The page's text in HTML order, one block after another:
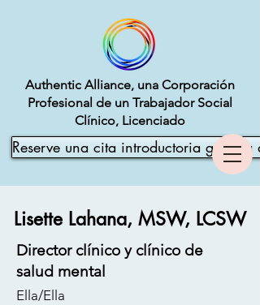
Authentic Alliance, una Corporación
Profesional de un Trabajador Social
Clínico, Licenciado
Reserve una cita introductoria gratuita
Lisette Lahana, MSW, LCSW
Director clínico y clínico de
salud mental
Ella/Ella